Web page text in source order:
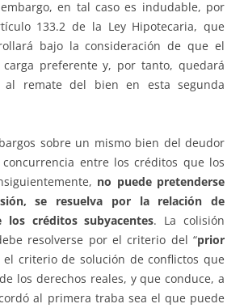
en tal caso es indudable, por
133.2 de la Ley Hipotecaria, que
bajo la consideración de que el
preferente y, por tanto, quedará
al remate del bien en esta segunda
sobre un mismo bien del deudor
entre los créditos que los
no puede pretenderse
se resuelva por la relación de
los créditos subyacentes. La colisión
resolverse por el criterio del “prior
el criterio de solución de conflictos que
los derechos reales, y que conduce, a
al primera traba sea el que puede